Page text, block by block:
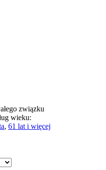
związku
wieku:
, 61 lat i więcej